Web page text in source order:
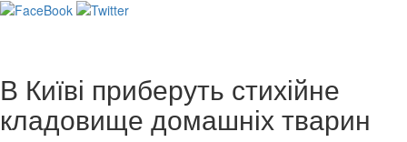
В Київі приберуть стихійне
кладовище домашніх тварин